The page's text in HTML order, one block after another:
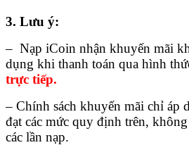
3. Lưu ý:
– Nạp iCoin nhận khuyến mãi
dụng khi thanh toán qua hình
trực tiếp.
– Chính sách khuyến mãi chỉ áp
đạt các mức quy định trên,
các lần nạp.